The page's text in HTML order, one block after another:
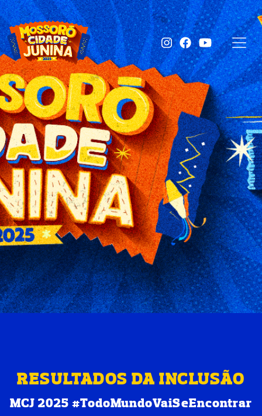
RESULTADOS DA INCLUSÃO
MCJ 2025 #TodoMundoVaiSeEncontrar